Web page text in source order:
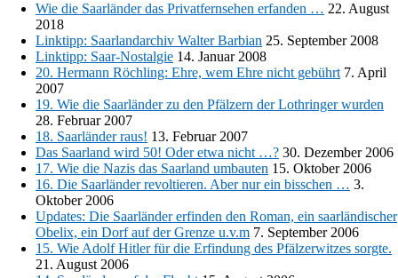
Wie die Saarländer das Privatfernsehen erfanden … 22. August
2018
Linktipp: Saarlandarchiv Walter Barbian 25. September 2008
Linktipp: Saar-Nostalgie 14. Januar 2008
20. Hermann Röchling: Ehre, wem Ehre nicht gebührt 7. April
2007
19. Wie die Saarländer zu den Pfälzern der Lothringer wurden
28. Februar 2007
18. Saarländer raus! 13. Februar 2007
Das Saarland wird 50! Oder etwa nicht …? 30. Dezember 2006
17. Wie die Nazis das Saarland umbauten 15. Oktober 2006
16. Die Saarländer revoltieren. Aber nur ein bisschen … 3.
Oktober 2006
Updates: Die Saarländer erfinden den Roman, ein saarländischer
Obelix, ein Dorf auf der Grenze u.v.m 7. September 2006
15. Wie Adolf Hitler für die Erfindung des Pfälzerwitzes sorgte.
21. August 2006